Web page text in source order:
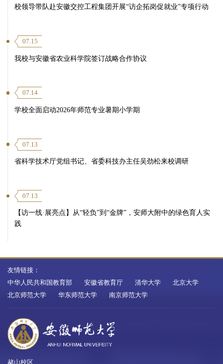
校领导带队赴安徽交控工程集团开展“访企拓岗促就业”专项行动
07.15
我校与安徽省农业科学院签订战略合作协议
07.14
学校全面启动2026年师范专业暑期小学期
07.13
省科学技术厅党组书记、省委科技办主任吴劲松来校调研
07.13
【访一线·展亮点】从“轻负”到“金牌”，安师大附中的绿色育人实
践
友情链接：
中华人民共和国教育部
安徽省教育厅 清华大学
北京大学
北京师范大学
华东师范大学 南京师范大学
赭山校区